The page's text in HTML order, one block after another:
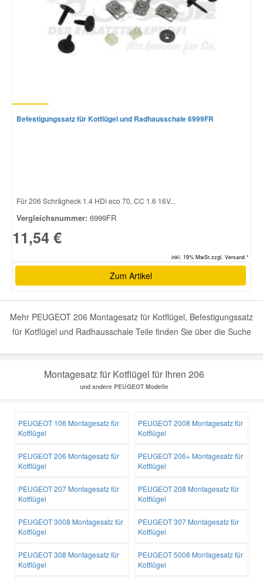
Befestigungssatz für Kotflügel und Radhausschale 6999FR
Für 206 Schrägheck 1.4 HDi eco 70, CC 1.6 16V...
Vergleichsnummer: 6999FR
11,54 €
inkl. 19% MwSt.zzgl. Versand *
Zum Artikel
Mehr PEUGEOT 206 Montagesatz für Kotflügel, Befestigungssatz
für Kotflügel und Radhausschale Teile finden Sie über die Suche
Montagesatz für Kotflügel für Ihren 206
und andere PEUGEOT Modelle
PEUGEOT 106 Montagesatz für
Kotflügel
PEUGEOT 2008 Montagesatz für
Kotflügel
PEUGEOT 206 Montagesatz für
Kotflügel
PEUGEOT 206+ Montagesatz für
Kotflügel
PEUGEOT 207 Montagesatz für
Kotflügel
PEUGEOT 208 Montagesatz für
Kotflügel
PEUGEOT 3008 Montagesatz für
Kotflügel
PEUGEOT 307 Montagesatz für
Kotflügel
PEUGEOT 308 Montagesatz für
Kotflügel
PEUGEOT 5008 Montagesatz für
Kotflügel